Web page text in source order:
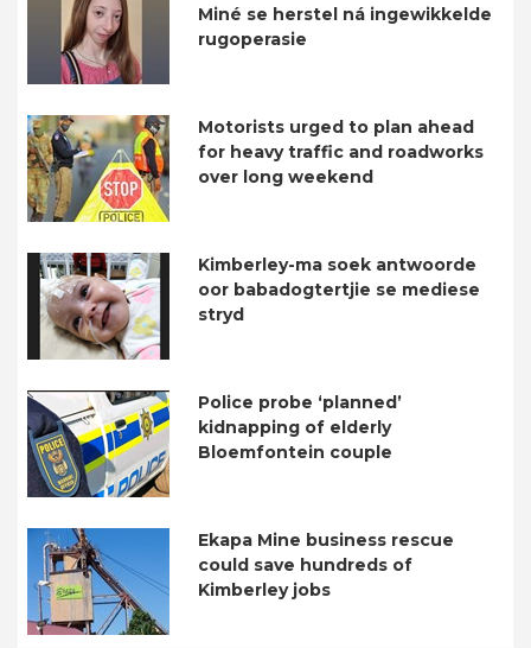
Miné se herstel ná ingewikkelde
rugoperasie
Motorists urged to plan ahead
for heavy traffic and roadworks
over long weekend
Kimberley-ma soek antwoorde
oor babadogtertjie se mediese
stryd
Police probe ‘planned’
kidnapping of elderly
Bloemfontein couple
Ekapa Mine business rescue
could save hundreds of
Kimberley jobs